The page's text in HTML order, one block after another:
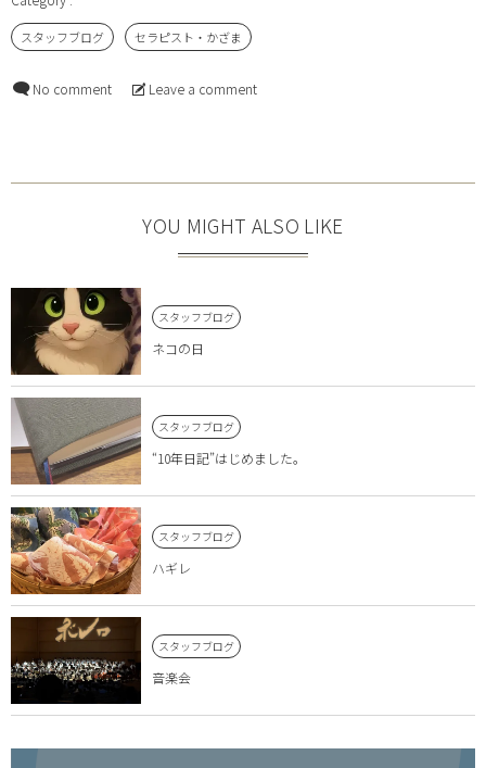
スタッフブログ セラピスト・かざま
No comment Leave a comment
YOU MIGHT ALSO LIKE
スタッフブログ
ネコの日
スタッフブログ
“10年日記”はじめました。
スタッフブログ
ハギレ
スタッフブログ
音楽会